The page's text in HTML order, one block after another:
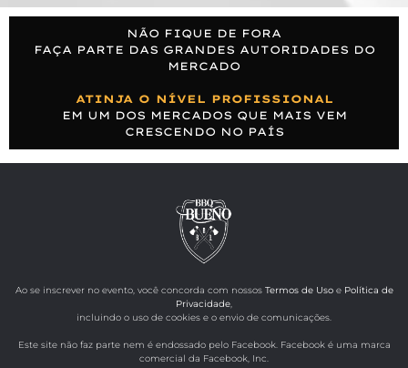
NÃO FIQUE DE FORA
FAÇA PARTE DAS GRANDES AUTORIDADES DO
MERCADO
ATINJA O NÍVEL PROFISSIONAL
EM UM DOS MERCADOS QUE MAIS VEM
CRESCENDO NO PAÍS
Ao se inscrever no evento, você concorda com nossos Termos de Usoe Política de
Privacidade,
incluindo o uso de cookies e o envio de comunicações.
Este site não faz parte nem é endossado pelo Facebook. Facebook é uma marca
comercial da Facebook, Inc.